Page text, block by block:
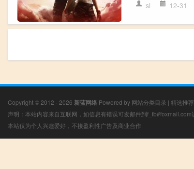
sl 12-31
Copyright © 2012 - 2026 新蓝网络 Powered by 网站分类目录 | 精选推
声明：本站内容来自互联网，如信息有错误可发邮件到
本站仅为个人兴趣爱好，不接盈利性广告及商业合作